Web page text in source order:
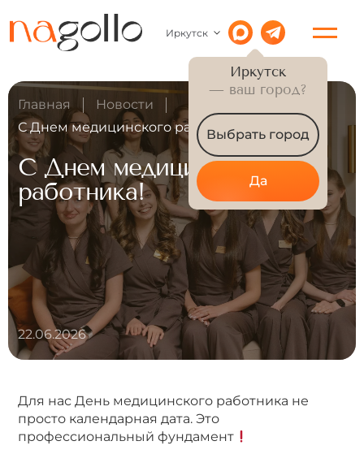
Иркутск
Иркутск
— ваш город?
Выбрать город
Да
Главная
Новости
С Днем медицинского работника!
С Днем медицинского
работника!
22.06.2026
Для нас День медицинского работника не
просто календарная дата. Это
профессиональный фундамент